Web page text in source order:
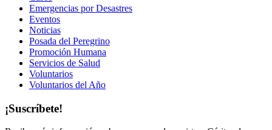
Emergencias por Desastres
Eventos
Noticias
Posada del Peregrino
Promoción Humana
Servicios de Salud
Voluntarios
Voluntarios del Año
¡Suscríbete!